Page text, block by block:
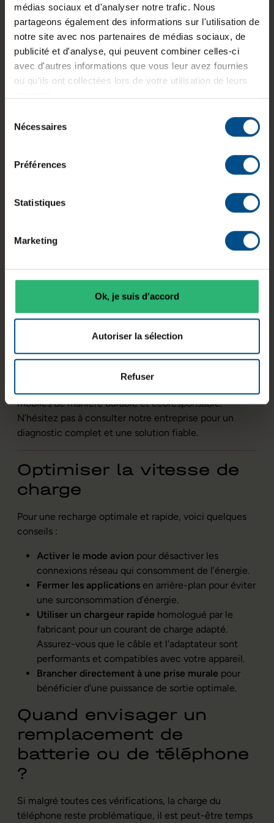
médias sociaux et d'analyser notre trafic. Nous
partageons également des informations sur l'utilisation de
notre site avec nos partenaires de médias sociaux, de
publicité et d'analyse, qui peuvent combiner celles-ci
avec d'autres informations que vous leur avez fournies
ou qu'ils ont collectées lors de votre utilisation de leurs
Nécessaires
Préférences
Statistiques
Marketing
Ok, je suis d'accord
Autoriser la sélection
Refuser
électrique.
Nettoyer le port de charge en toute
sécurité
Le port USB doit être propre pour permettre un bon
contact. Utilisez un cure-dent en bois ou un objet non
De plus, l’utilisation d’air comprimé pour déloger les
débris peut également aider à recharger votre
étape avec délicatesse, car une détérioration du
connecteur USB nécessiterait une intervention en
spécialiste
proposent des services de
remplacement de batterie et de diagnostic pour
détecter tout problème de charge sur un téléphone
récent ou obsolète, qu'il s'agisse d’un appareil android,
AfB propose aussi une gamme de batteries de
mobiles de manière durable et écoresponsable.
N’hésitez pas à consulter notre entreprise pour un
diagnostic complet et une solution fiable.
Optimiser la vitesse de
charge
Pour une recharge optimale et rapide, voici quelques
conseils :
Activer le mode avion pour désactiver les
connexions réseau qui consomment de l’énergie.
Fermer les applications en arrière-plan pour éviter
une surconsommation d’énergie.
Utiliser un chargeur rapide homologué par le
fabricant pour un courant de charge adapté.
Assurez-vous que le câble et l'adaptateur sont
performants et compatibles avec votre appareil.
Brancher directement à une prise murale pour
bénéficier d'une puissance de sortie optimale.
Quand envisager un
remplacement de
batterie ou de téléphone
?
Si malgré toutes ces vérifications, la charge du
téléphone reste problématique, il est peut-être temps